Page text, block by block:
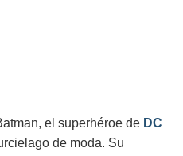
el superhéroe de DC
de moda. Su